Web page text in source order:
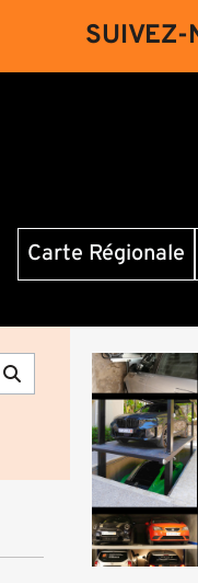
SUIVEZ-
Carte Régionale